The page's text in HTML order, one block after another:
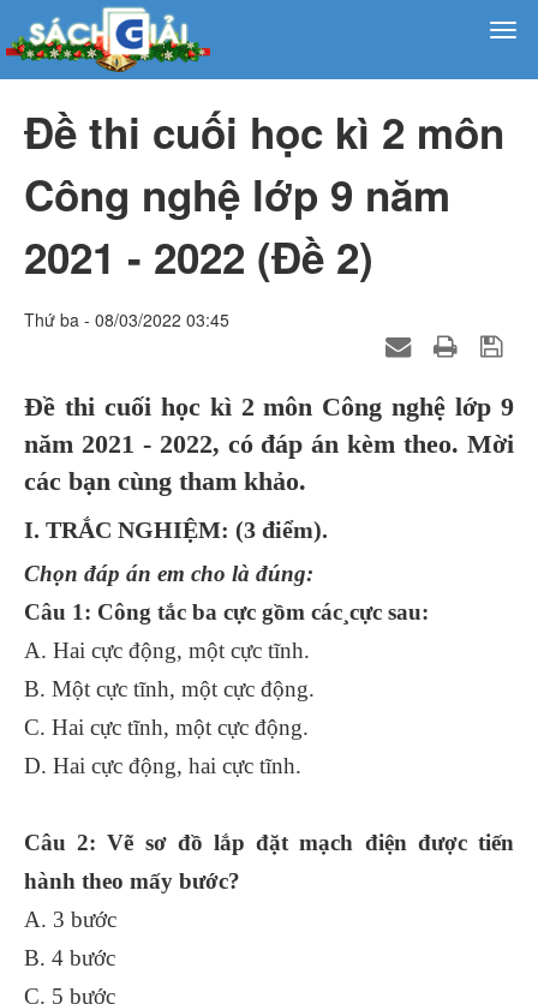
Đề thi cuối học kì 2 môn
Công nghệ lớp 9 năm
2021 - 2022 (Đề 2)
Thứ ba - 08/03/2022 03:45
Đề thi cuối học kì 2 môn Công nghệ lớp 9
năm 2021 - 2022, có đáp án kèm theo. Mời
các bạn cùng tham khảo.
I. TRẮC NGHIỆM: (3 điểm).
Chọn đáp án em cho là đúng:
Câu 1: Công tắc ba cực gồm các¸cực sau:
A. Hai cực động, một cực tĩnh.
B. Một cực tĩnh, một cực động.
C. Hai cực tĩnh, một cực động.
D. Hai cực động, hai cực tĩnh.
Câu 2: Vẽ sơ đồ lắp đặt mạch điện được tiến
hành theo mấy bước?
A. 3 bước
B. 4 bước
C. 5 bước